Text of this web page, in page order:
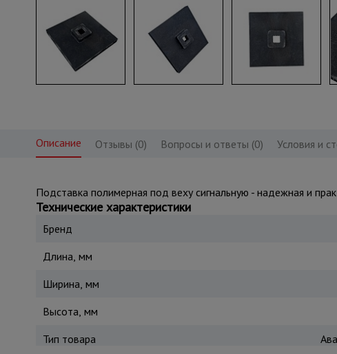
Описание Отзывы (0) Вопросы и ответы (0) Условия и
Подставка полимерная под веху сигнальную - надежная и
Технические характеристики
Бренд
Длина, мм
Ширина, мм
Высота, мм
Тип товара